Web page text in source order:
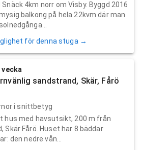
4km norr om Visby. Byggd 2016
balkong på hela 22kvm där man
för denna stuga →
vecka
sandstrand, Skär, Fårö
i snittbetyg
hus med havsutsikt, 200 m från
Skär Fårö. Huset har 8 bäddar
den nedre vån...